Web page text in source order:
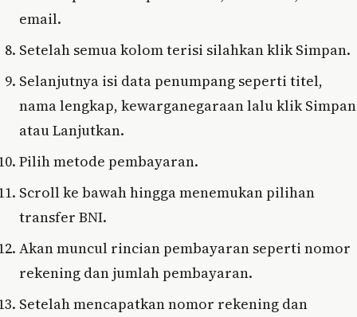
email.
Setelah semua kolom terisi silahkan klik Simpan.
Selanjutnya isi data penumpang seperti titel,
nama lengkap, kewarganegaraan lalu klik Simpan
atau Lanjutkan.
Pilih metode pembayaran.
Scroll ke bawah hingga menemukan pilihan
transfer BNI.
Akan muncul rincian pembayaran seperti nomor
rekening dan jumlah pembayaran.
Setelah mencapatkan nomor rekening dan